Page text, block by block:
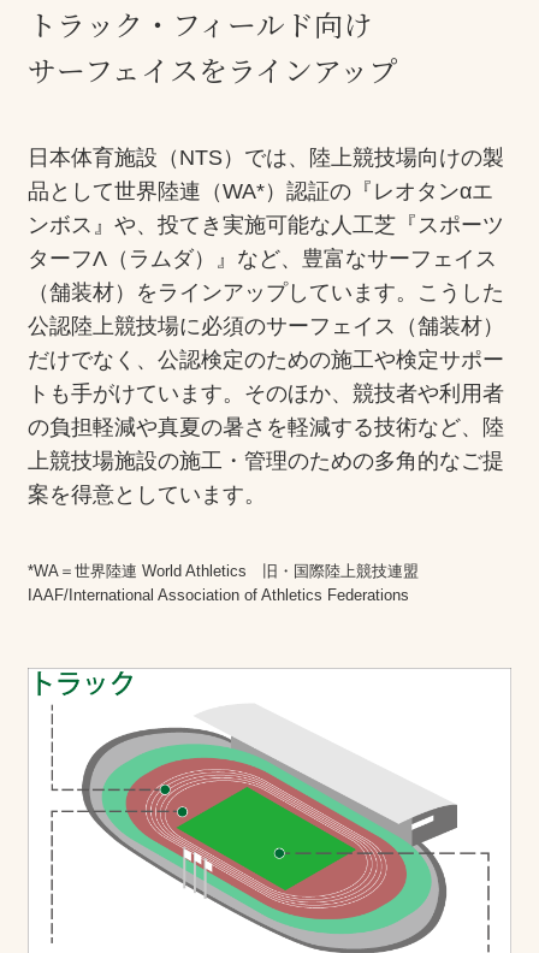
プライバシーポリシー
ソーシャルメディアポリシー
文字の見えづらさや操作にお困りの方へ
トラック・フィールド向け
サーフェイスをラインアップ
日本体育施設（NTS）では、陸上競技場向けの製
品として世界陸連（WA*）認証の『レオタンαエ
ンボス』や、投てき実施可能な人工芝『スポーツ
ターフΛ（ラムダ）』など、豊富なサーフェイス
（舗装材）をラインアップしています。こうした
公認陸上競技場に必須のサーフェイス（舗装材）
だけでなく、公認検定のための施工や検定サポー
トも手がけています。そのほか、競技者や利用者
の負担軽減や真夏の暑さを軽減する技術など、陸
上競技場施設の施工・管理のための多角的なご提
案を得意としています。
*WA＝世界陸連 World Athletics 旧・国際陸上競技連盟
IAAF/International Association of Athletics Federations